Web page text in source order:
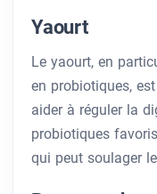
Yaourt
Le yaourt, en
en probiotiques,
aider à réguler la
probiotiques
qui peut soulager